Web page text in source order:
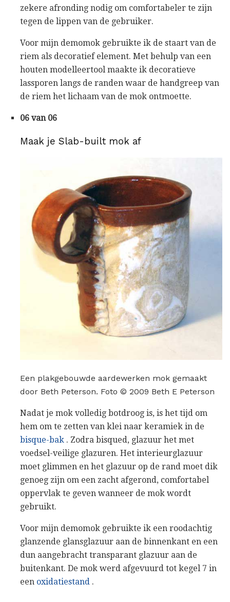
zekere afronding nodig om comfortabeler te zijn
tegen de lippen van de gebruiker.
Voor mijn demomok gebruikte ik de staart van de
riem als decoratief element. Met behulp van een
houten modelleertool maakte ik decoratieve
lassporen langs de randen waar de handgreep van
de riem het lichaam van de mok ontmoette.
06 van 06
Maak je Slab-built mok af
Een plakgebouwde aardewerken mok gemaakt
door Beth Peterson. Foto © 2009 Beth E Peterson
Nadat je mok volledig botdroog is, is het tijd om
hem om te zetten van klei naar keramiek in de
bisque-bak . Zodra bisqued, glazuur het met
voedsel-veilige glazuren. Het interieurglazuur
moet glimmen en het glazuur op de rand moet dik
genoeg zijn om een ​​zacht afgerond, comfortabel
oppervlak te geven wanneer de mok wordt
gebruikt.
Voor mijn demomok gebruikte ik een roodachtig
glanzende glansglazuur aan de binnenkant en een
dun aangebracht transparant glazuur aan de
buitenkant. De mok werd afgevuurd tot kegel 7 in
een oxidatiestand .